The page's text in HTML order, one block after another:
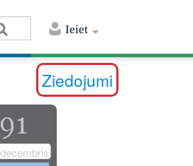
Ieiet
Ziedojumi
decembris